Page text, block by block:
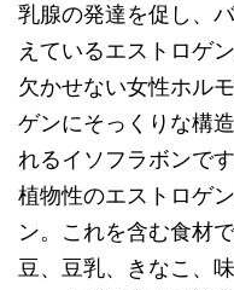
乳腺の発達を促し、
えているエストロゲ
欠かせない女性ホル
ゲンにそっくりな構
れるイソフラボンです
植物性のエストロゲ
ン。これを含む食材
豆、豆乳、きなこ、